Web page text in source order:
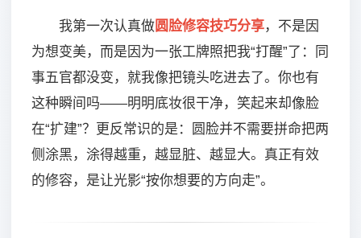
我第一次认真做圆脸修容技巧分享，不是因
为想变美，而是因为一张工牌照把我“打醒”了：同
事五官都没变，就我像把镜头吃进去了。你也有
这种瞬间吗——明明底妆很干净，笑起来却像脸
在“扩建”？更反常识的是：圆脸并不需要拼命把两
侧涂黑，涂得越重，越显脏、越显大。真正有效
的修容，是让光影“按你想要的方向走”。